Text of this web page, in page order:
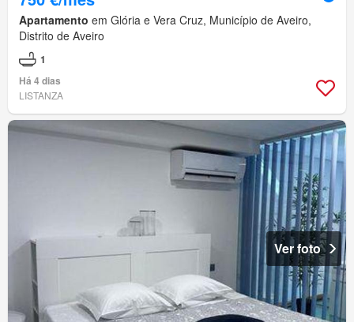
Apartamento em Glória e Vera Cruz, Município de Aveiro,
Distrito de Aveiro
1
Há 4 dias
LISTANZA
Ver foto